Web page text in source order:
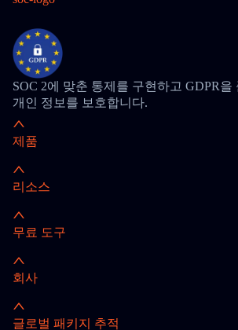
SOC 2에 맞춘 통제를 구현하고 GDPR
개인 정보를 보호합니다.
제품
리소스
무료 도구
회사
글로벌 패키지 추적